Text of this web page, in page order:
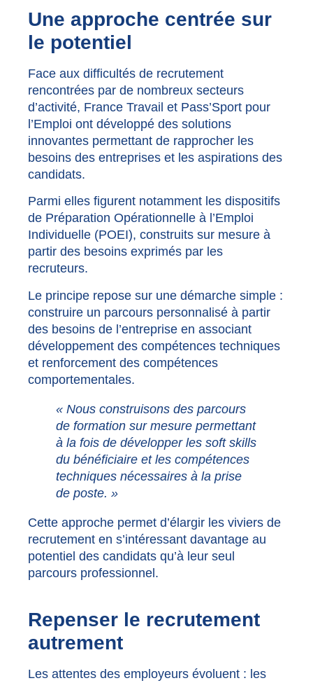
Une approche centrée sur
le potentiel
Face aux difficultés de recrutement
rencontrées par de nombreux secteurs
d’activité, France Travail et Pass’Sport pour
l’Emploi ont développé des solutions
innovantes permettant de rapprocher les
besoins des entreprises et les aspirations des
candidats.
Parmi elles figurent notamment les dispositifs
de Préparation Opérationnelle à l’Emploi
Individuelle (POEI), construits sur mesure à
partir des besoins exprimés par les
recruteurs.
Le principe repose sur une démarche simple :
construire un parcours personnalisé à partir
des besoins de l’entreprise en associant
développement des compétences techniques
et renforcement des compétences
comportementales.
« Nous construisons des parcours
de formation sur mesure permettant
à la fois de développer les soft skills
du bénéficiaire et les compétences
techniques nécessaires à la prise
de poste. »
Cette approche permet d’élargir les viviers de
recrutement en s’intéressant davantage au
potentiel des candidats qu’à leur seul
parcours professionnel.
Repenser le recrutement
autrement
Les attentes des employeurs évoluent : les